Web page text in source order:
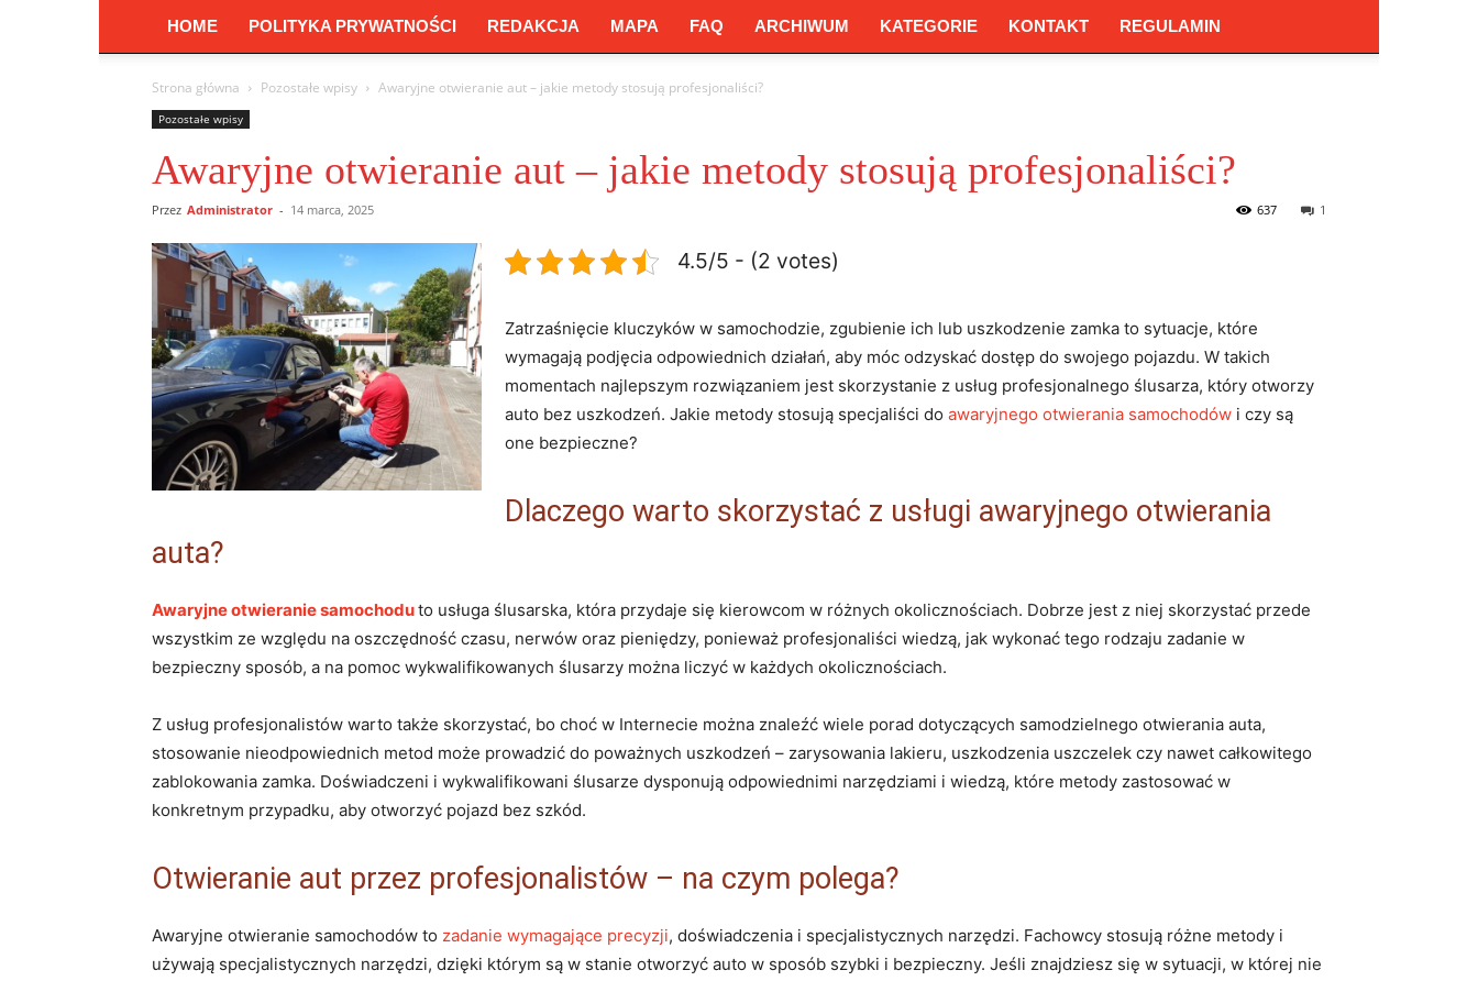
HOME POLITYKA PRYWATNOŚCI REDAKCJA MAPA FAQ ARCHIWUM KATEGORIE KONTAKT REGULAMIN
Strona główna Pozostałe wpisy Awaryjne otwieranie aut – jakie metody stosują profesjonaliści?
Pozostałe wpisy
Awaryjne otwieranie aut – jakie metody stosują profesjonaliści?
Przez Administrator - 14 marca, 2025 1
637
4.5/5 - (2 votes)
Zatrzaśnięcie kluczyków w samochodzie, zgubienie ich lub uszkodzenie zamka to sytuacje, które
wymagają podjęcia odpowiednich działań, aby móc odzyskać dostęp do swojego pojazdu. W takich
momentach najlepszym rozwiązaniem jest skorzystanie z usług profesjonalnego ślusarza, który otworzy
auto bez uszkodzeń. Jakie metody stosują specjaliści do awaryjnego otwierania samochodów i czy są
one bezpieczne?
Dlaczego warto skorzystać z usługi awaryjnego otwierania
auta?
Awaryjne otwieranie samochoduto usługa ślusarska, która przydaje się kierowcom w różnych okolicznościach. Dobrze jest z niej skorzystać przede
wszystkim ze względu na oszczędność czasu, nerwów oraz pieniędzy, ponieważ profesjonaliści wiedzą, jak wykonać tego rodzaju zadanie w
bezpieczny sposób, a na pomoc wykwalifikowanych ślusarzy można liczyć w każdych okolicznościach.
Z usług profesjonalistów warto także skorzystać, bo choć w Internecie można znaleźć wiele porad dotyczących samodzielnego otwierania auta,
stosowanie nieodpowiednich metod może prowadzić do poważnych uszkodzeń – zarysowania lakieru, uszkodzenia uszczelek czy nawet całkowitego
zablokowania zamka. Doświadczeni i wykwalifikowani ślusarze dysponują odpowiednimi narzędziami i wiedzą, które metody zastosować w
konkretnym przypadku, aby otworzyć pojazd bez szkód.
Otwieranie aut przez profesjonalistów – na czym polega?
Awaryjne otwieranie samochodów to zadanie wymagające precyzji, doświadczenia i specjalistycznych narzędzi. Fachowcy stosują różne metody i
używają specjalistycznych narzędzi, dzięki którym są w stanie otworzyć auto w sposób szybki i bezpieczny. Jeśli znajdziesz się w sytuacji, w której nie